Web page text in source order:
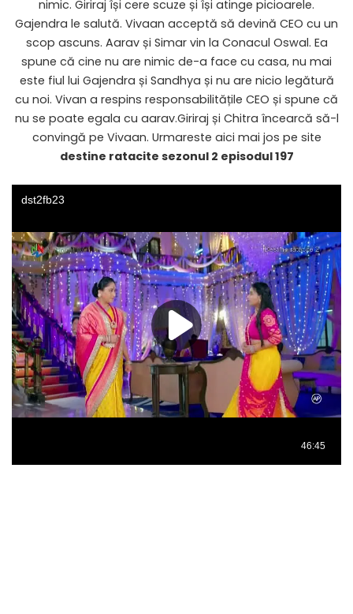
nimic. Giriraj își cere scuze și își atinge picioarele.
Gajendra le salută. Vivaan acceptă să devină CEO cu un
scop ascuns. Aarav și Simar vin la Conacul Oswal. Ea
spune că cine nu are nimic de-a face cu casa, nu mai
este fiul lui Gajendra și Sandhya și nu are nicio legătură
cu noi. Vivan a respins responsabilitățile CEO și spune că
nu se poate egala cu aarav.Giriraj și Chitra încearcă să-l
convingă pe Vivaan. Urmareste aici mai jos pe site
destine ratacite sezonul 2 episodul 197